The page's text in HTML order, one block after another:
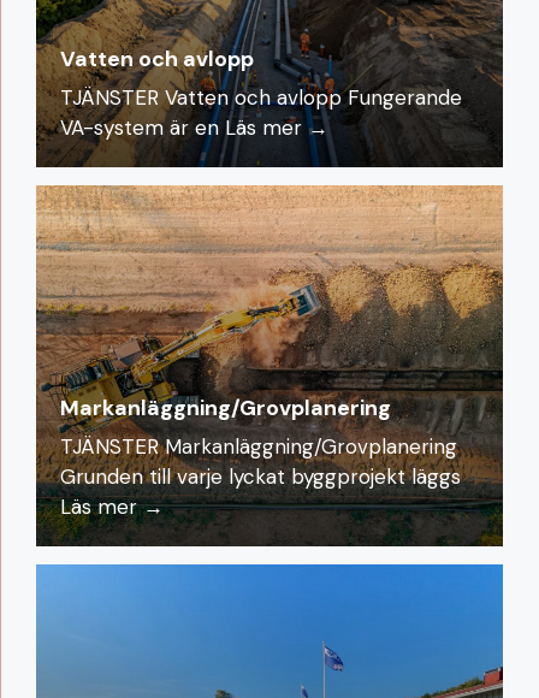
Vatten och avlopp
TJÄNSTER Vatten och avlopp Fungerande
VA-system är en Läs mer →
Markanläggning/Grovplanering
TJÄNSTER Markanläggning/Grovplanering
Grunden till varje lyckat byggprojekt läggs
Läs mer →